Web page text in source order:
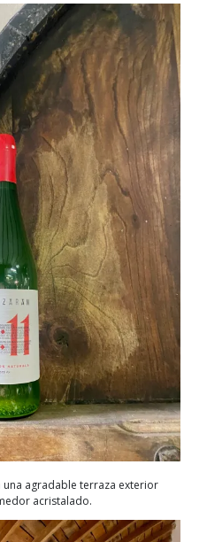
una agradable terraza exterior
acristalado.